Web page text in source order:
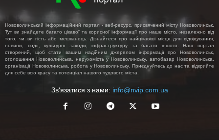
Нововолинський інформаційний портал - веб-ресурс, присвячений місту Нововолинськ.
Тут ви знайдете багато цікавої та корисної інформації про наше місто, незалежно від
того, чи ви гість або мешканець. Дізнайтеся про найцікавіші місця для відвідування,
новини, події, культурні заходи, інфраструктуру та багато іншого. Наш портал
створений, щоб стати вашим надійним джерелом інформації про Нововолинськ,
оголошення Нововолинська, нерухомість у Нововолинську, автобазар Нововолинська,
організації Нововолинська, робота у Нововолинську. Приєднуйтесь до нас та відкрийте
для себе всю красу та потенціал нашого чудового міста.
Зв'язатися з нами: info@nvip.com.ua